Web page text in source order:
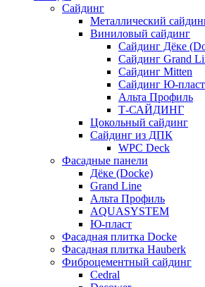
Сайдинг
Металлический
Виниловый сайдинг
Сайдинг Дёке
Сайдинг Grand
Сайдинг Mitten
Сайдинг Ю-пласт
Альта Профиль
Т-САЙДИНГ
Цокольный сайдинг
Сайдинг из ДПК
WPC Deck
Фасадные панели
Дёке (Docke)
Grand Line
Альта Профиль
AQUASYSTEM
Ю-пласт
Фасадная плитка Docke
Фасадная плитка Hauberk
Фиброцементный сайдинг
Cedral